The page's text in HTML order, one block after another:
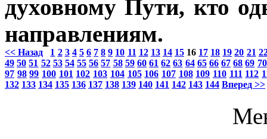
духовному Пути, кто
направлениям.
<< Назад 1 2 3 4 5 6 7 8 9 10 11 12 13 14 15 16 17 18 19 20 21
49 50 51 52 53 54 55 56 57 58 59 60 61 62 63 64 65 66 67 68 69 70
97 98 99 100 101 102 103 104 105 106 107 108 109 110 111 112
132 133 134 135 136 137 138 139 140 141 142 143 144 Вперед >>